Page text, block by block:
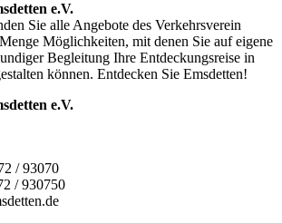
e.V.
Sie alle Angebote des Verkehrsverein
Möglichkeiten, mit denen Sie auf eigene
Begleitung Ihre Entdeckungsreise in
können. Entdecken Sie Emsdetten!
e.V.
/ 93070
/ 930750